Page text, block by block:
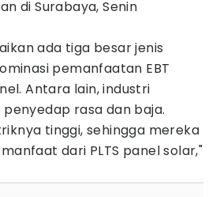
di Surabaya, Senin
ada tiga besar jenis
pemanfaatan EBT
Antara lain, industri
rasa dan baja.
tinggi, sehingga mereka
dari PLTS panel solar,"